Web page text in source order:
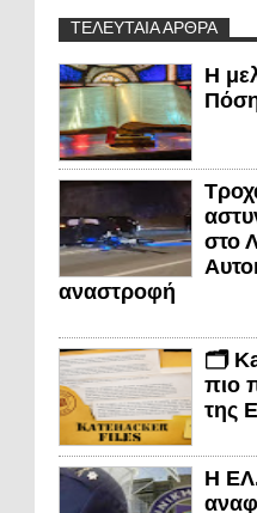
ΤΕΛΕΥΤΑΙΑ ΑΡΘΡΑ
Η
στο
αναστροφή
🗂️
πιο
της
Η